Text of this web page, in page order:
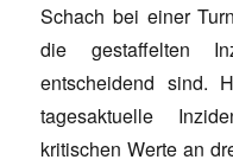
Schach bei einer
die gestaffelten
entscheidend sind.
tagesaktuelle
kritischen Werte an